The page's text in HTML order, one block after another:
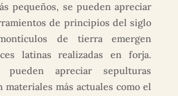
pequeños, se pueden apreciar
de principios del siglo
de tierra emergen
latinas realizadas en forja.
pueden apreciar sepulturas
materiales más actuales como el